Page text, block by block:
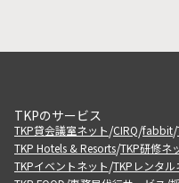
TKPのサービス
TKP貸会議室ネット/CIRQ/fabbit/
TKP Hotels & Resorts/TKP研修ネ
TKPイベントネット/TKPレンタル